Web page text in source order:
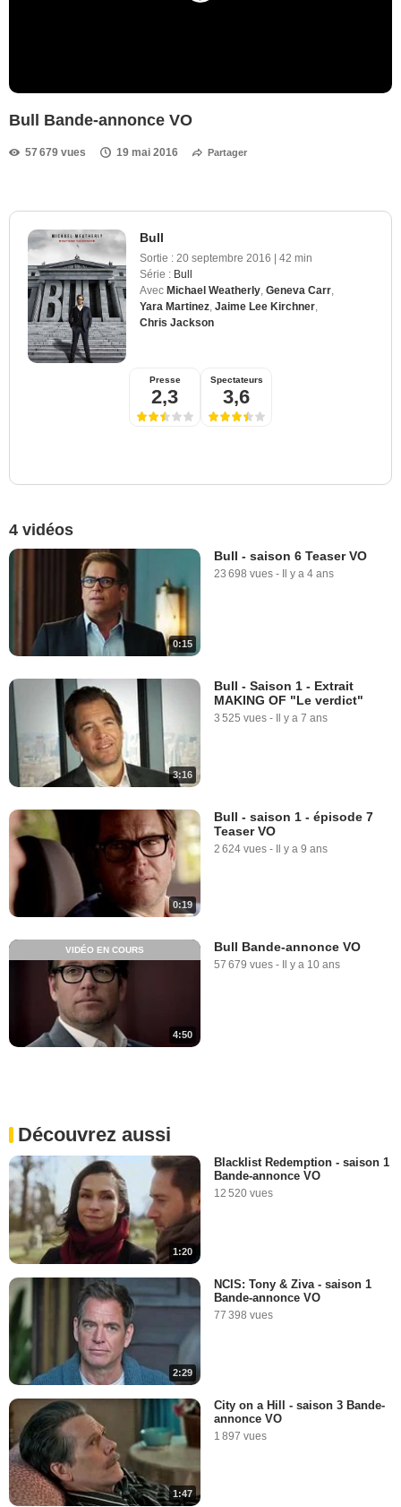
Bull Bande-annonce VO
57 679 vues 19 mai 2016 Partager
Bull
Sortie : 20 septembre 2016 | 42 min
Série : Bull
Avec Michael Weatherly Geneva Carr
Yara Martinez Jaime Lee Kirchner
Chris Jackson
Presse
2,3
Spectateurs
3,6
4 vidéos
0:15
Bull - saison 6 Teaser VO
23 698 vues - Il y a 4 ans
3:16
Bull - Saison 1 - Extrait
MAKING OF "Le verdict"
3 525 vues - Il y a 7 ans
0:19
Bull - saison 1 - épisode 7
Teaser VO
2 624 vues - Il y a 9 ans
4:50
VIDÉO EN COURS Bull Bande-annonce VO
57 679 vues - Il y a 10 ans
Découvrez aussi
1:20
Blacklist Redemption - saison 1
Bande-annonce VO
12 520 vues
2:29
NCIS: Tony & Ziva - saison 1
Bande-annonce VO
77 398 vues
1:47
City on a Hill - saison 3 Bande-
annonce VO
1 897 vues